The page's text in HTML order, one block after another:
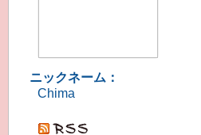
ニックネーム：
Chima